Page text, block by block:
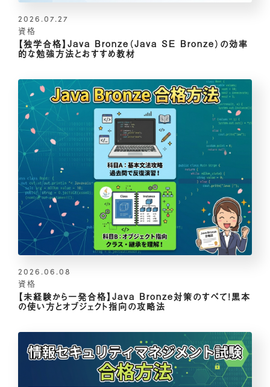
2026.07.27
資格
【独学合格】Java Bronze（Java SE Bronze）の効率
的な勉強方法とおすすめ教材
2026.06.08
資格
【未経験から一発合格】Java Bronze対策のすべて！黒本
の使い方とオブジェクト指向の攻略法